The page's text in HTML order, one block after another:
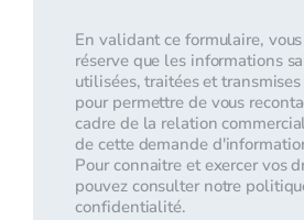
En validant ce formulaire,
réserve que les informations
utilisées, traitées et
pour permettre de vous
cadre de la relation
de cette demande
Pour connaitre et exercer vos
pouvez consulter notre
confidentialité.